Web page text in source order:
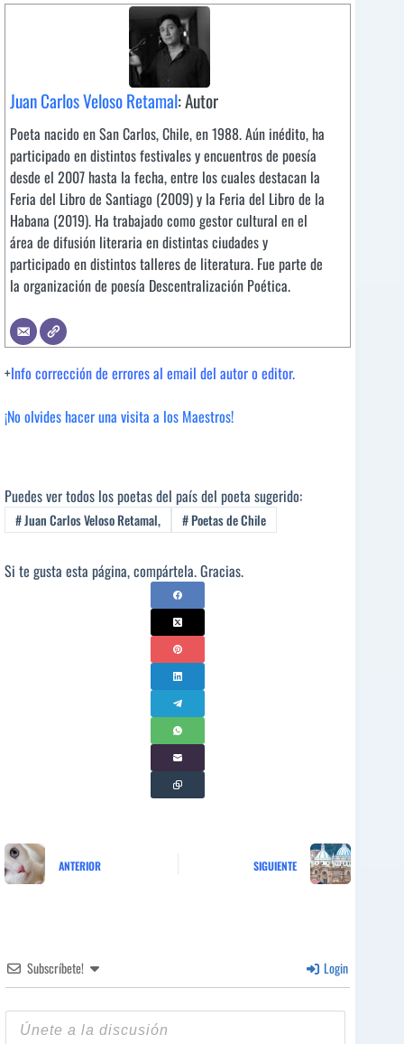
Juan Carlos Veloso Retamal: Autor
Poeta nacido en San Carlos, Chile, en 1988. Aún inédito, ha
participado en distintos festivales y encuentros de poesía
desde el 2007 hasta la fecha, entre los cuales destacan la
Feria del Libro de Santiago (2009) y la Feria del Libro de la
Habana (2019). Ha trabajado como gestor cultural en el
área de difusión literaria en distintas ciudades y
participado en distintos talleres de literatura. Fue parte de
la organización de poesía Descentralización Poética.
+Info corrección de errores al email del autor o editor.
¡No olvides hacer una visita a los Maestros!
Puedes ver todos los poetas del país del poeta sugerido:
#Juan Carlos Veloso Retamal, #Poetas de Chile
Si te gusta esta página, compártela. Gracias.
ANTERIOR SIGUIENTE
Subscríbete! Login